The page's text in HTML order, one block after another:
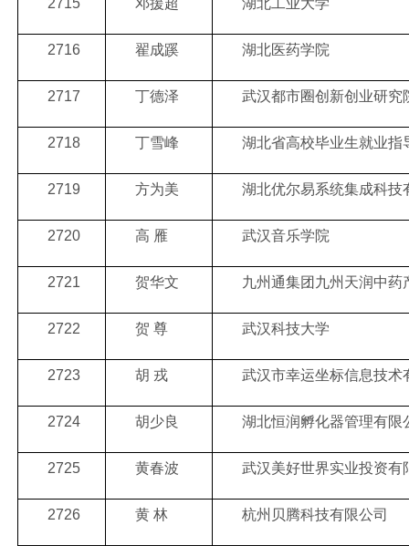
2715 邓援超 湖北工业大学
2716 翟成蹊 湖北医药学院
2717 丁德泽 武汉都市圈创新创业研究
2718 丁雪峰 湖北省高校毕业生就业指
2719 方为美 湖北优尔易系统集成科技
2720 高 雁 武汉音乐学院
2721 贺华文 九州通集团九州天润中药
2722 贺 尊 武汉科技大学
2723 胡 戎 武汉市幸运坐标信息技术
2724 胡少良 湖北恒润孵化器管理有限
2725 黄春波 武汉美好世界实业投资有
2726 黄 林 杭州贝腾科技有限公司